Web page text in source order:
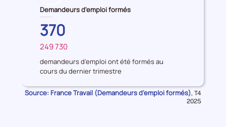
de
données
sur
les
Demandeurs
d'emploi
formés
Demandeurs d'emploi formés
CORSE-
DU-
SUD
370
FRANCE
249 730
demandeurs d'emploi ont été formés au
cours du dernier trimestre
Source: France Travail (Demandeurs d'emploi formés), Données
pour
T4
2025